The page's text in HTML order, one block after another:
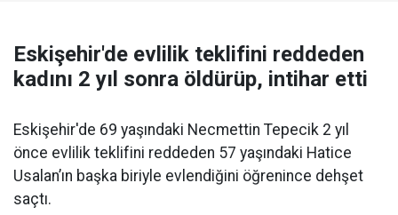
Eskişehir'de evlilik teklifini reddeden
kadını 2 yıl sonra öldürüp, intihar etti
Eskişehir'de 69 yaşındaki Necmettin Tepecik 2 yıl
önce evlilik teklifini reddeden 57 yaşındaki Hatice
Usalan’ın başka biriyle evlendiğini öğrenince dehşet
saçtı.